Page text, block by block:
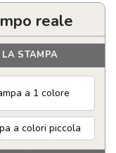
reale
LA STAMPA
a 1 colore
a colori piccola